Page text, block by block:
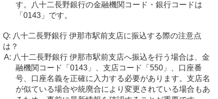
す。八十二長野銀行の金融機関コード・銀行コードは
「0143」です。
八十二長野銀行 伊那市駅前支店に振込する際の注意点
は？
八十二長野銀行 伊那市駅前支店へ振込を行う場合は、金
融機関コード「0143」、支店コード「550」、口座番
号、口座名義を正確に入力する必要があります。支店名
が似ている場合や統廃合により変更されている場合もあ